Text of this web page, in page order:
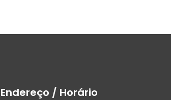
Endereço / Horário